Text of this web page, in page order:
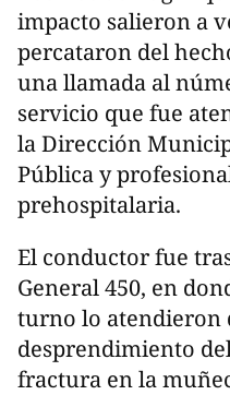
impacto salieron a
percataron del
una llamada al
servicio que fue
la Dirección
Pública y
prehospitalaria.
El conductor fue
General 450, en
turno lo atendieron
desprendimiento
fractura en la